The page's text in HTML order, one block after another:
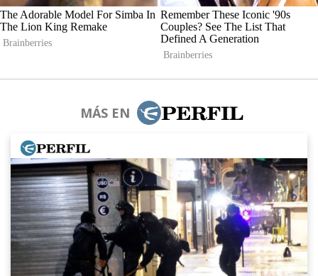
MÁS EN